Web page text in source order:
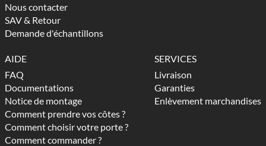
Nous contacter
SAV & Retour
Demande d'échantillons
AIDE
FAQ
Documentations
Notice de montage
Comment prendre vos côtes ?
Comment choisir votre porte ?
Comment commander ?
SERVICES
Livraison
Garanties
Enlèvement marchandises